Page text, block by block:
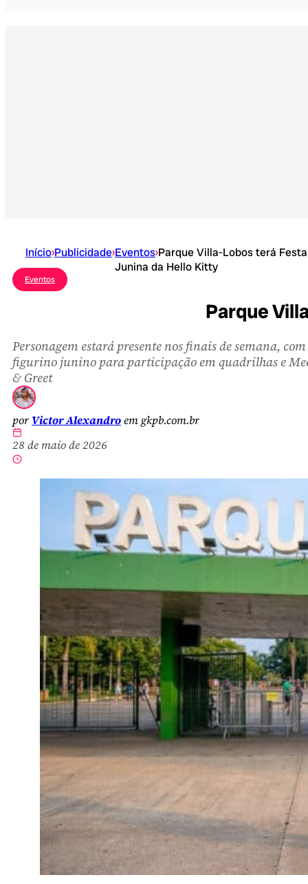
Início›Publicidade›Eventos›Parque Villa-Lobos terá Festa
Junina da Hello Kitty
Eventos
Parque
Personagem estará presente nos finais de semana, com
figurino junino para participação em quadrilhas e
& Greet
por Victor Alexandroem gkpb.com.br
28 de maio de 2026